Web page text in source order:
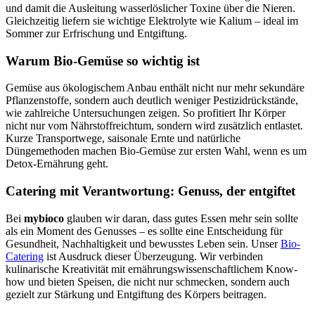
und damit die Ausleitung wasserlöslicher Toxine über die Nieren.
Gleichzeitig liefern sie wichtige Elektrolyte wie Kalium – ideal im
Sommer zur Erfrischung und Entgiftung.
Warum Bio-Gemüse so wichtig ist
Gemüse aus ökologischem Anbau enthält nicht nur mehr sekundäre
Pflanzenstoffe, sondern auch deutlich weniger Pestizidrückstände,
wie zahlreiche Untersuchungen zeigen. So profitiert Ihr Körper
nicht nur vom Nährstoffreichtum, sondern wird zusätzlich entlastet.
Kurze Transportwege, saisonale Ernte und natürliche
Düngemethoden machen Bio-Gemüse zur ersten Wahl, wenn es um
Detox-Ernährung geht.
Catering mit Verantwortung: Genuss, der entgiftet
Bei mybioco glauben wir daran, dass gutes Essen mehr sein sollte
als ein Moment des Genusses – es sollte eine Entscheidung für
Gesundheit, Nachhaltigkeit und bewusstes Leben sein. UnserBio-
Catering ist Ausdruck dieser Überzeugung. Wir verbinden
kulinarische Kreativität mit ernährungswissenschaftlichem Know-
how und bieten Speisen, die nicht nur schmecken, sondern auch
gezielt zur Stärkung und Entgiftung des Körpers beitragen.